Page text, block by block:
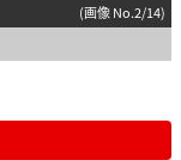
(画像 No.2/14)